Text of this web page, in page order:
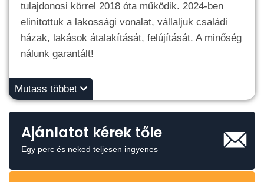
tulajdonosi körrel 2018 óta működik. 2024-ben
elinítottuk a lakossági vonalat, vállaljuk családi
házak, lakások átalakítását, felújítását. A minőség
nálunk garantált!
Mutass többet
Ajánlatot kérek tőle
Egy perc és neked teljesen ingyenes